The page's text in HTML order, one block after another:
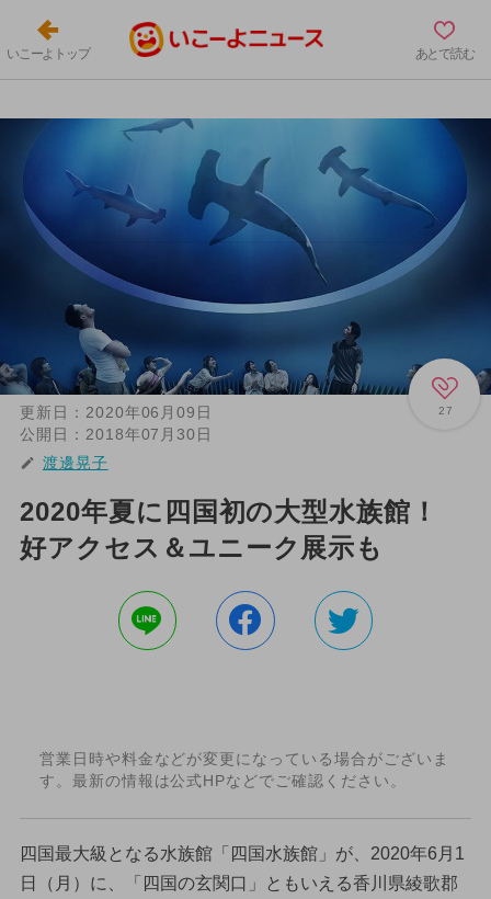
いこーよトップ あとで読む
27
更新日： 2020年06月09日
公開日： 2018年07月30日
渡邊晃子
2020年夏に四国初の大型水族館！
好アクセス＆ユニーク展示も
営業日時や料金などが変更になっている場合がございま
す。最新の情報は公式HPなどでご確認ください。
四国最大級となる水族館「四国水族館」が、2020年6月1
日（月）に、「四国の玄関口」ともいえる香川県綾歌郡